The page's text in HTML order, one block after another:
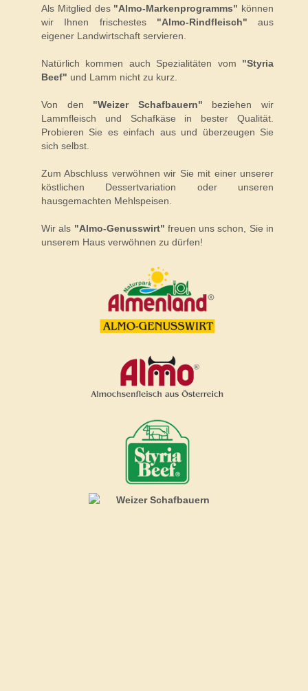
Als Mitglied des "Almo-Markenprogramms" können
wir Ihnen frischestes "Almo-Rindfleisch" aus
eigener Landwirtschaft servieren.
Natürlich kommen auch Spezialitäten vom "Styria
Beef" und Lamm nicht zu kurz.
Von den "Weizer Schafbauern" beziehen wir
Lammfleisch und Schafkäse in bester Qualität.
Probieren Sie es einfach aus und überzeugen Sie
sich selbst.
Zum Abschluss verwöhnen wir Sie mit einer unserer
köstlichen Dessertvariation oder unseren
hausgemachten Mehlspeisen.
Wir als "Almo-Genusswirt" freuen uns schon, Sie in
unserem Haus verwöhnen zu dürfen!